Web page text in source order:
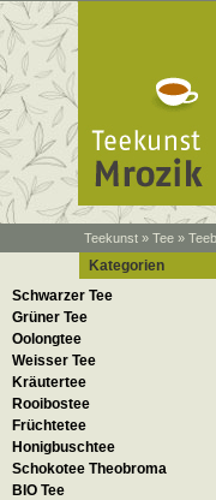
Teekunst » Tee »
Kategorien
Schwarzer Tee
Grüner Tee
Oolongtee
Weisser Tee
Kräutertee
Rooibostee
Früchtetee
Honigbuschtee
Schokotee Theobroma
BIO Tee